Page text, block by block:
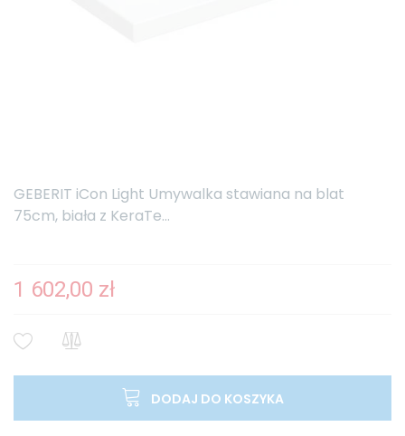
GEBERIT iCon Light Umywalka stawiana na blat
75cm, biała z KeraTe...
1 602,00 zł
DODAJ DO KOSZYKA